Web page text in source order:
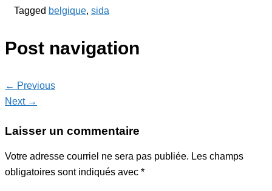
Tagged belgique, sida
Post navigation
← Previous
Next →
Laisser un commentaire
Votre adresse courriel ne sera pas publiée. Les champs
obligatoires sont indiqués avec *